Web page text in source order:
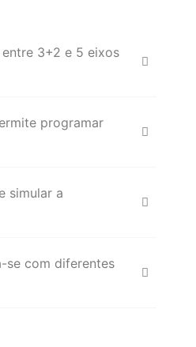
3+2 e 5 eixos
programar
simular a
se com diferentes